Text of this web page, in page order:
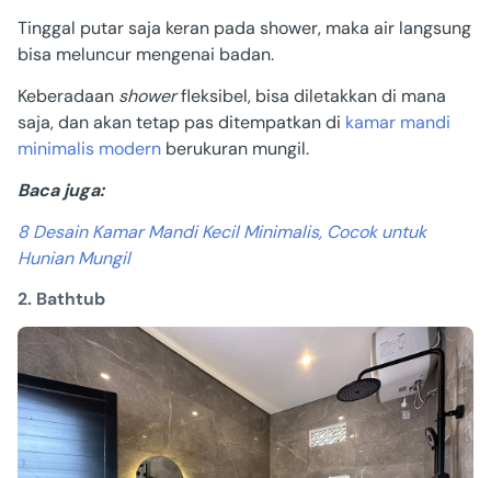
Tinggal putar saja keran pada shower, maka air langsung
bisa meluncur mengenai badan.
Keberadaan showerfleksibel, bisa diletakkan di mana
saja, dan akan tetap pas ditempatkan di kamar mandi
minimalis modern berukuran mungil.
Baca juga:
8 Desain Kamar Mandi Kecil Minimalis, Cocok untuk
Hunian Mungil
2. Bathtub